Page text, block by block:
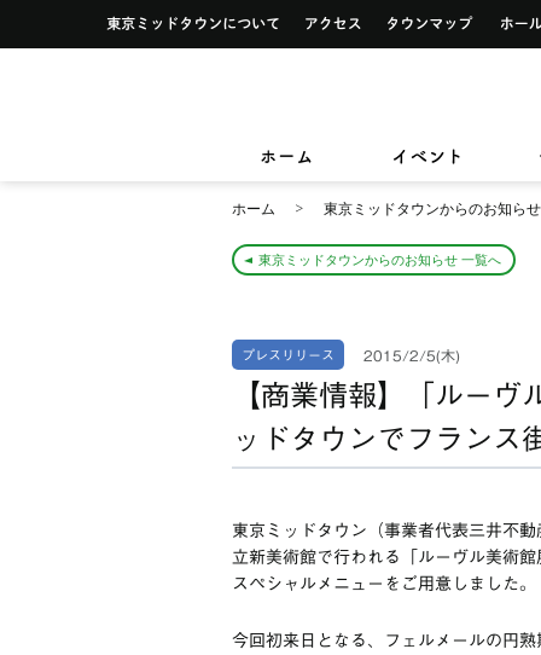
東京ミッドタウンについて
アクセス タウンマ
イベント
ショップ検索
フロアガイド
レストラン＆フード検索
フロアガイド
TOKYO MIDTOWN DESIGN LIVE
東京ミッドタウンクリニック
サービス案内トップ
小さなお子様をお連れのお客様
ホーム 東京ミッドタウンからのお知らせ
東京ミッドタウンからのお知らせ 一覧へ
プレスリリース 2015/2/5(木)
【商業情報】「ルー
ッドタウンでフランス
東京ミッドタウン（事業者代表三井不
立新美術館で行われる「ルーヴル美術
スペシャルメニューをご用意しました。
今回初来日となる、フェルメールの円